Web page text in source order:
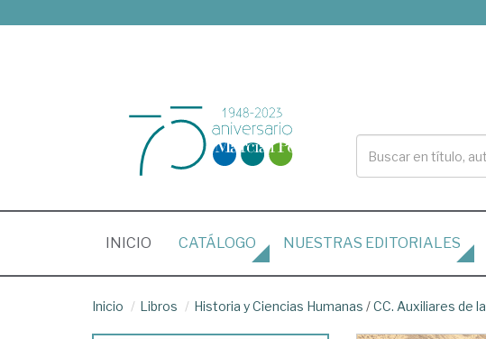
INICIO (CURRENT)
CATÁLOGO NUESTRAS EDITORIALES
Inicio Libros Historia y Ciencias Humanas /CC. Auxiliares de